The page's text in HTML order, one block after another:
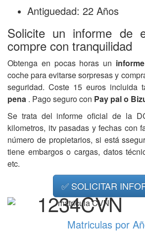
Antiguedad: 22 Años
Solicite un informe de
compre con tranquilidad
Obtenga en pocas horas un
coche para evitarse sorpresas y
seguridad. Coste 15 euros incluida
pena . Pago seguro con Pay pal o
Se trata del informe oficial de la
kilometros, itv pasadas y fechas con
número de propietarios, si está
tiene embargos o cargas, datos
etc.
✅ SOLICITAR
1234CVN
Matriculas por